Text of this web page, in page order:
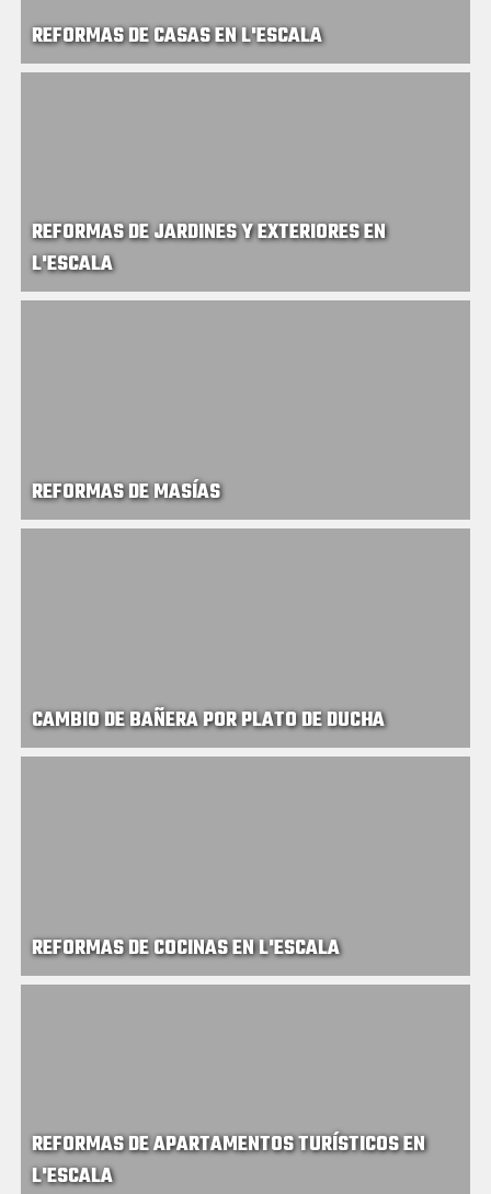
REFORMAS DE CASAS EN L'ESCALA
REFORMAS DE JARDINES Y EXTERIORES EN
L'ESCALA
REFORMAS DE MASÍAS
CAMBIO DE BAÑERA POR PLATO DE DUCHA
REFORMAS DE COCINAS EN L'ESCALA
REFORMAS DE APARTAMENTOS TURÍSTICOS EN
L'ESCALA